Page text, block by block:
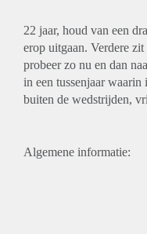
22 jaar, houd van een
erop uitgaan. Verdere
probeer zo nu en dan
in een tussenjaar
buiten de wedstrijden,
Algemene informatie: